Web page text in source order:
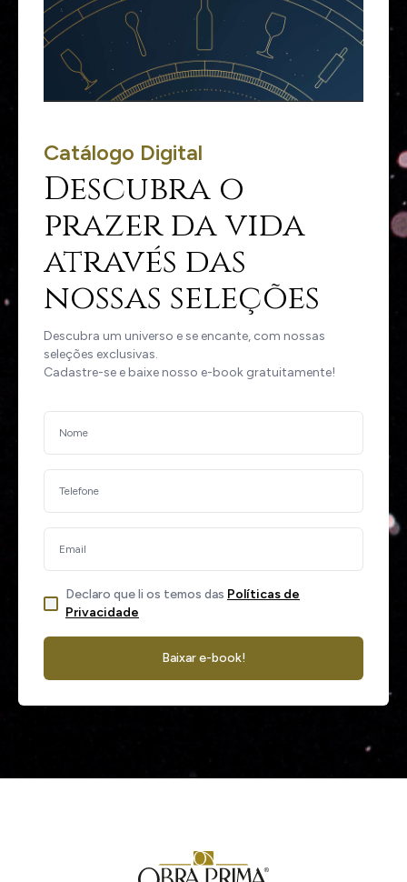
Catálogo Digital
Descubra o
prazer da vida
através das
nossas seleções
Descubra um universo e se encante, com nossas
seleções exclusivas.
Cadastre-se e baixe nosso e-book gratuitamente!
Declaro que li os temos das Políticas de
Privacidade
Baixar e-book!